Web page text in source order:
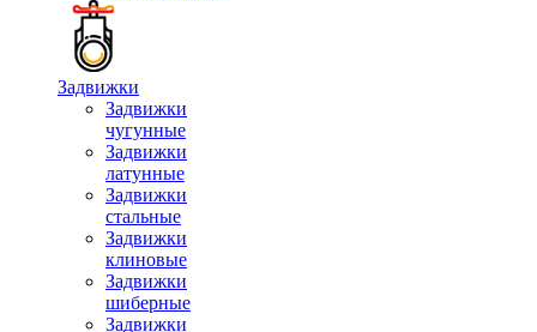
Задвижки
Задвижки
чугунные
Задвижки
латунные
Задвижки
стальные
Задвижки
клиновые
Задвижки
шиберные
Задвижки